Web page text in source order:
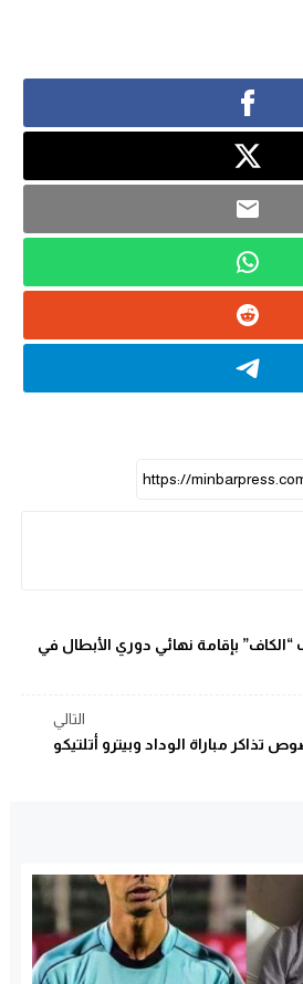
بإقامة نهائي دوري الأبطال في
التالي
تذاكر مباراة الوداد وبيترو أتلتيكو